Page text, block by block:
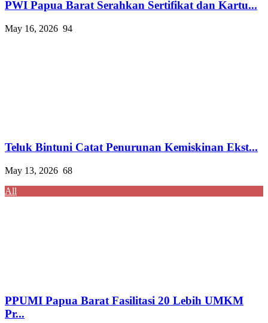
PWI Papua Barat Serahkan Sertifikat dan Kartu...
May 16, 2026 94
Teluk Bintuni Catat Penurunan Kemiskinan Ekst...
May 13, 2026 68
All
PPUMI Papua Barat Fasilitasi 20 Lebih UMKM
Pr...